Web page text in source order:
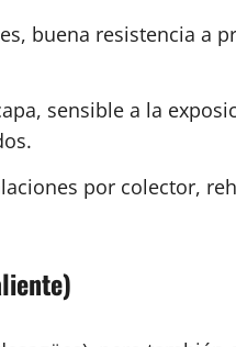
buena resistencia a
sensible a la
por colector,